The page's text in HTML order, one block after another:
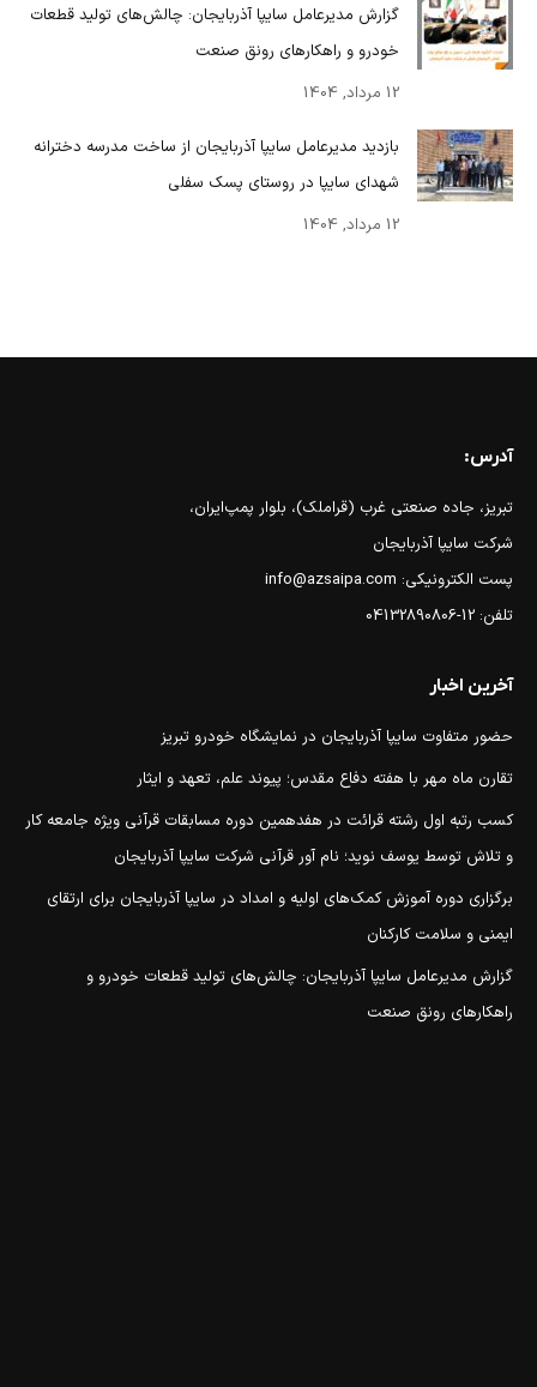
گزارش مدیرعامل سایپا آذربایجان: چالش‌های تولید قطعات
خودرو و راهکارهای رونق صنعت
12 مرداد, 1404
بازدید مدیرعامل سایپا آذربایجان از ساخت مدرسه دخترانه
شهدای سایپا در روستای پسک سفلی
12 مرداد, 1404
آدرس:
تبریز، جاده صنعتی غرب (قراملک)، بلوار پمپ‌ایران،
شرکت سایپا آذربایجان
پست الکترونیکی: info@azsaipa.com
تلفن: 12-04132890806
آخرین اخبار
حضور متفاوت سایپا آذربایجان در نمایشگاه خودرو تبریز
تقارن ماه مهر با هفته دفاع مقدس؛ پیوند علم، تعهد و ایثار
کسب رتبه اول رشته قرائت در هفدهمین دوره مسابقات قرآنی ویژه جامعه کار
و تلاش توسط یوسف نوید؛ نام آور قرآنی شرکت سایپا آذربایجان
برگزاری دوره آموزش کمک‌های اولیه و امداد در سایپا آذربایجان برای ارتقای
ایمنی و سلامت کارکنان
گزارش مدیرعامل سایپا آذربایجان: چالش‌های تولید قطعات خودرو و
راهکارهای رونق صنعت